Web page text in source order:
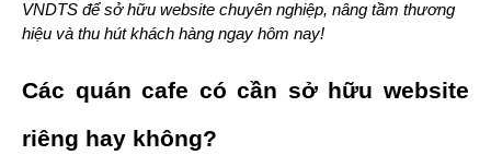
VNDTS để sở hữu website chuyên nghiệp, nâng tầm thương
hiệu và thu hút khách hàng ngay hôm nay!
Các quán cafe có cần sở hữu website
riêng hay không?